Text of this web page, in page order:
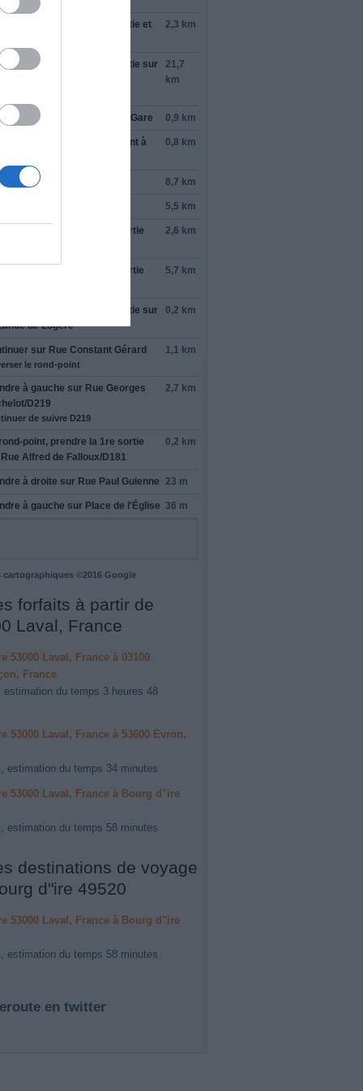
sortie et
2,3 km
rond-point, prendre la
sortie sur
21,7
km
à gauche Rue de la Gare 0,9 km
tourne légèrement à
0,8 km
sur 8,7 km
5,5 km
sortie
2,6 km
sortie
5,7 km
sortie sur
de Logere
0,2 km
sur Rue Constant Gérard
le rond-point
1,1 km
à gauche sur Rue Georges
/D219
de suivre D219
2,7 km
point, prendre la 1re sortie
Rue Alfred de Falloux/D181
0,2 km
à droite sur Rue Paul Guienne 23 m
à gauche sur Place de l'Église 36 m
cartographiques ©2016 Google
forfaits à partir de
Laval, France
53000 Laval, France à 03100
France
estimation du temps 3 heures 48
53000 Laval, France à 53600 Évron,
estimation du temps 34 minutes
53000 Laval, France à Bourg d"ire
estimation du temps 58 minutes
destinations de voyage
d"ire 49520
53000 Laval, France à Bourg d"ire
estimation du temps 58 minutes
en twitter